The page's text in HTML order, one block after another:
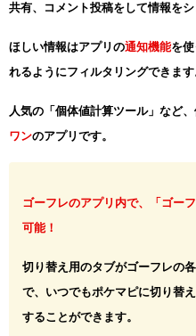
共有、コメント投稿をして情報をシ
ほしい情報はアプリの通知機能を
れるようにフィルタリングできます
人気の「個体値計算ツール」など
ワンのアプリです。
ゴーフレのアプリ内で、「ゴー
可能！
切り替え用のタブがゴーフレの
で、いつでもポケマピに切り替
することができます。